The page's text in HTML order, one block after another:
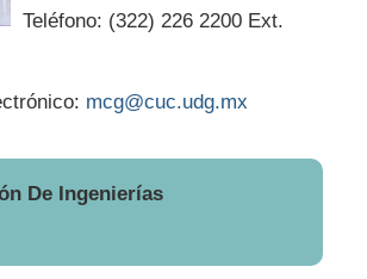
Teléfono: (322) 226 2200 Ext.
mcg@cuc.udg.mx
De Ingenierías